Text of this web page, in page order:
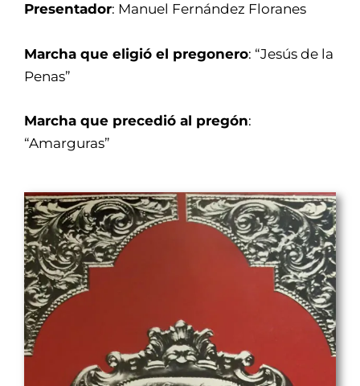
Presentador: Manuel Fernández Floranes
Marcha que eligió el pregonero: “Jesús de la
Penas”
Marcha que precedió al pregón:
“Amarguras”